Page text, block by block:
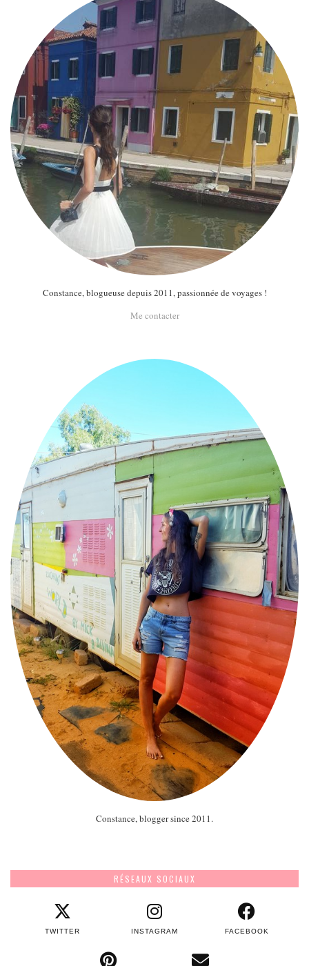
Constance, blogueuse depuis 2011, passionnée de voyages !
Me contacter
Constance, blogger since 2011.
RÉSEAUX SOCIAUX
TWITTER INSTAGRAM FACEBOOK